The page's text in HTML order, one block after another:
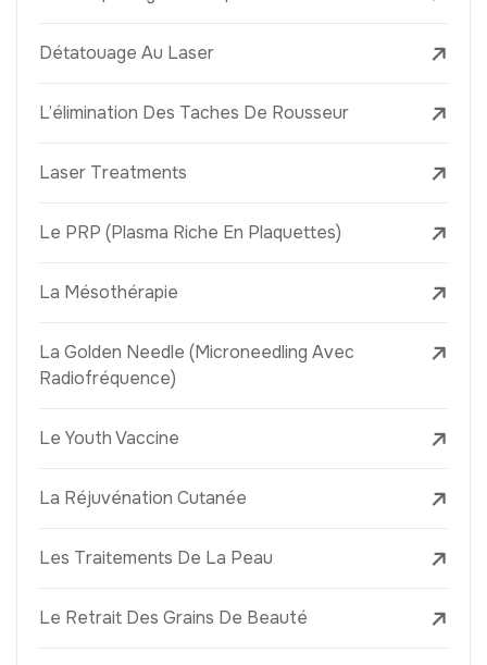
Détatouage Au Laser
L’élimination Des Taches De Rousseur
Laser Treatments
Le PRP (Plasma Riche En Plaquettes)
La Mésothérapie
La Golden Needle (Microneedling Avec
Radiofréquence)
Le Youth Vaccine
La Réjuvénation Cutanée
Les Traitements De La Peau
Le Retrait Des Grains De Beauté